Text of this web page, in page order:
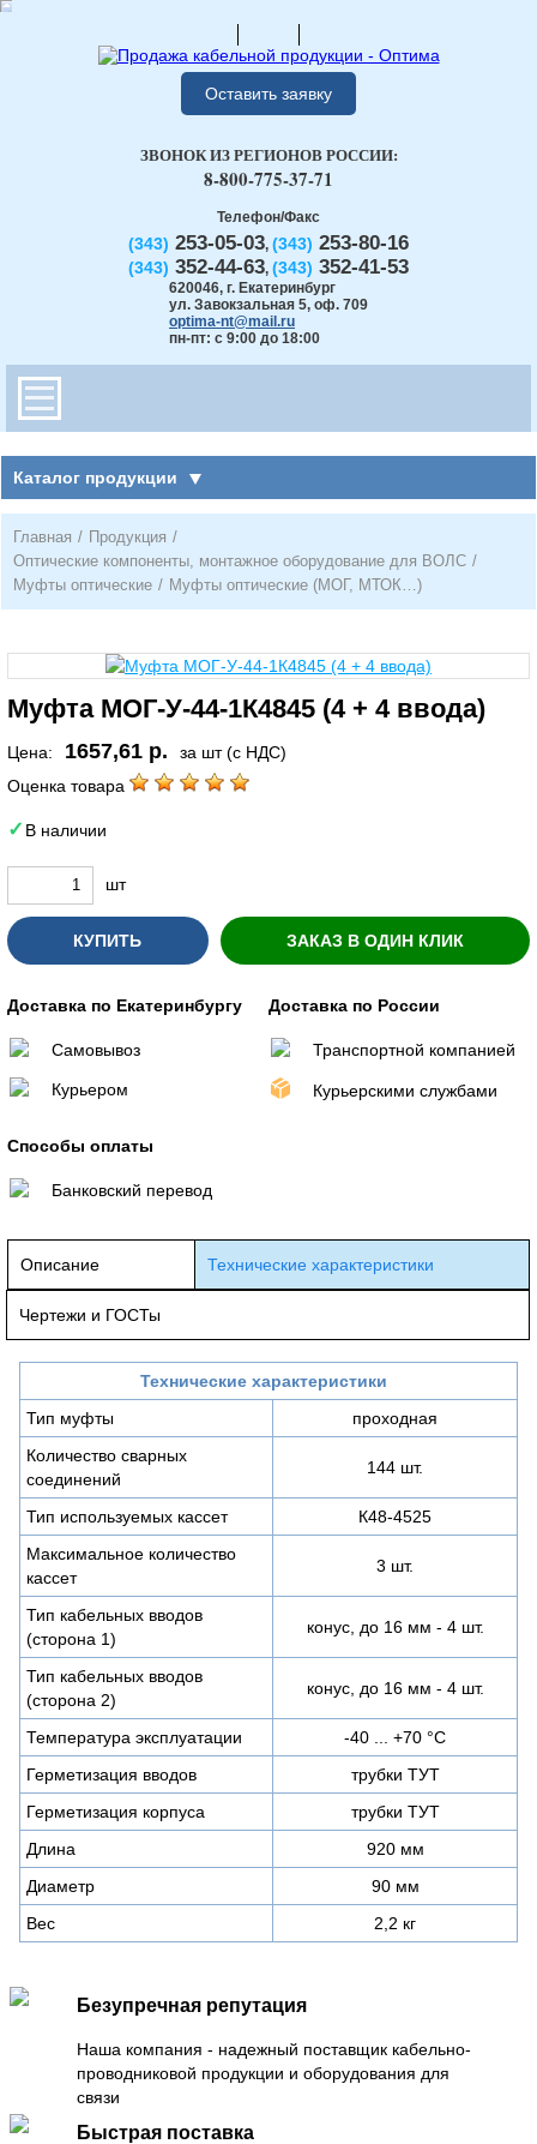
Оставить заявку
Телефон/Факс
(343) 253-05-03, (343) 253-80-16
(343) 352-44-63, (343) 352-41-53
620046, г. Екатеринбург
ул. Завокзальная 5, оф. 709
optima-nt@mail.ru
пн-пт: с 9:00 до 18:00
ЗВОНОК ИЗ РЕГИОНОВ РОССИИ:
8-800-775-37-71
Каталог продукции
Главная / Продукция /
Оптические компоненты, монтажное оборудование для ВОЛС /
Муфты оптические / Муфты оптические (МОГ, МТОК…)
Муфта МОГ-У-44-1К4845 (4 + 4 ввода)
Цена: 1657,61 р.
за шт (с НДС)
Оценка товара
В наличии
шт
КУПИТЬ ЗАКАЗ В ОДИН КЛИК
Доставка по Екатеринбургу
Самовывоз
Курьером
Доставка по России
Транспортной компанией
Курьерскими службами
Способы оплаты
Банковский перевод
Описание Технические характеристики
Чертежи и ГОСТы
Технические характеристики
Тип муфты
проходная
Количество сварных
соединений
144 шт.
Тип используемых кассет
К48-4525
Максимальное количество
кассет
3 шт.
Тип кабельных вводов
(сторона 1)
конус, до 16 мм - 4 шт.
Тип кабельных вводов
(сторона 2)
конус, до 16 мм - 4 шт.
Температура эксплуатации
-40 ... +70 °С
Герметизация вводов
трубки ТУТ
Герметизация корпуса
трубки ТУТ
Длина
920 мм
Диаметр
90 мм
Вес
2,2 кг
Безупречная репутация
Наша компания - надежный поставщик кабельно-
проводниковой продукции и оборудования для
связи
Быстрая поставка